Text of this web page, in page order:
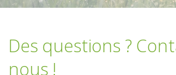
Des questions ?
nous !